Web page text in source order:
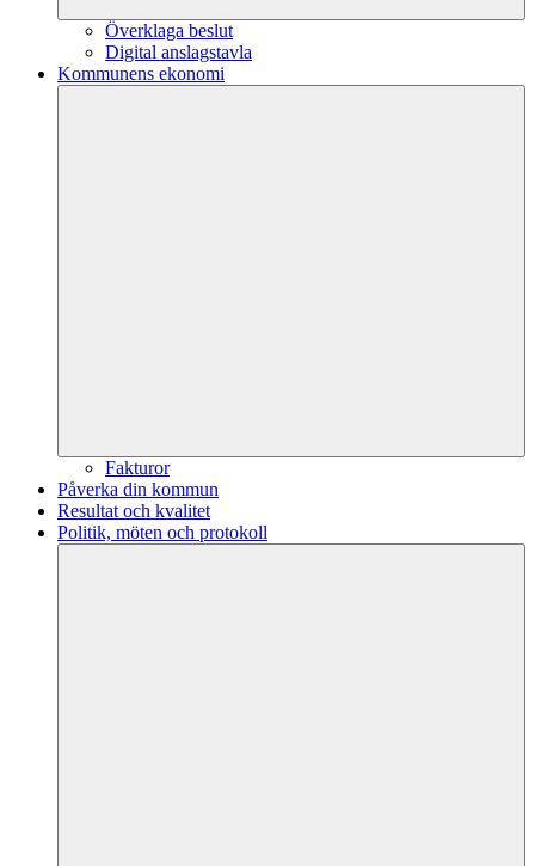
Överklaga beslut
Digital anslagstavla
Kommunens ekonomi
Fakturor
Påverka din kommun
Resultat och kvalitet
Politik, möten och protokoll